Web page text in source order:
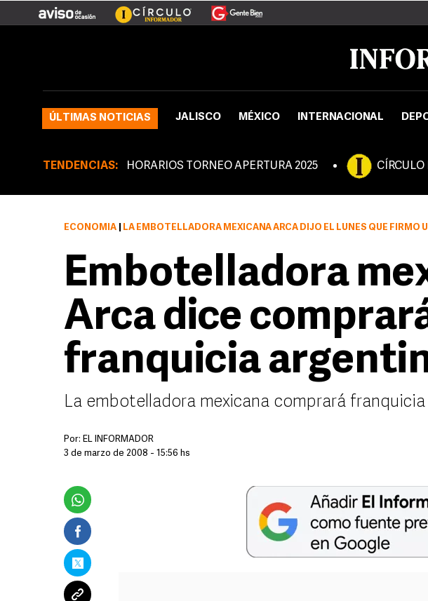
ÚLTIMAS NOTICIAS JALISCO MÉXICO INTERNACIONAL
TENDENCIAS: HORARIOS TORNEO APERTURA 2025
ECONOMÍA LA EMBOTELLADORA MEXICANA ARCA DIJO EL LUNES QUE FIRMÓ UN ACUERDO PARA COMPRAR UNA FRANQUICIA DEL SISTEMA
Embotelladora
Arca dice
franquicia
La embotelladora mexicana comprará
Por: EL INFORMADOR
3 de marzo de 2008 - 15:56 hs